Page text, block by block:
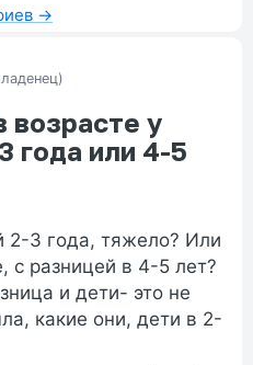
→
возрасте у
года или 4-5
2-3 года, тяжело? Или
разницей в 4-5 лет?
и дети- это не
какие они, дети в 2-